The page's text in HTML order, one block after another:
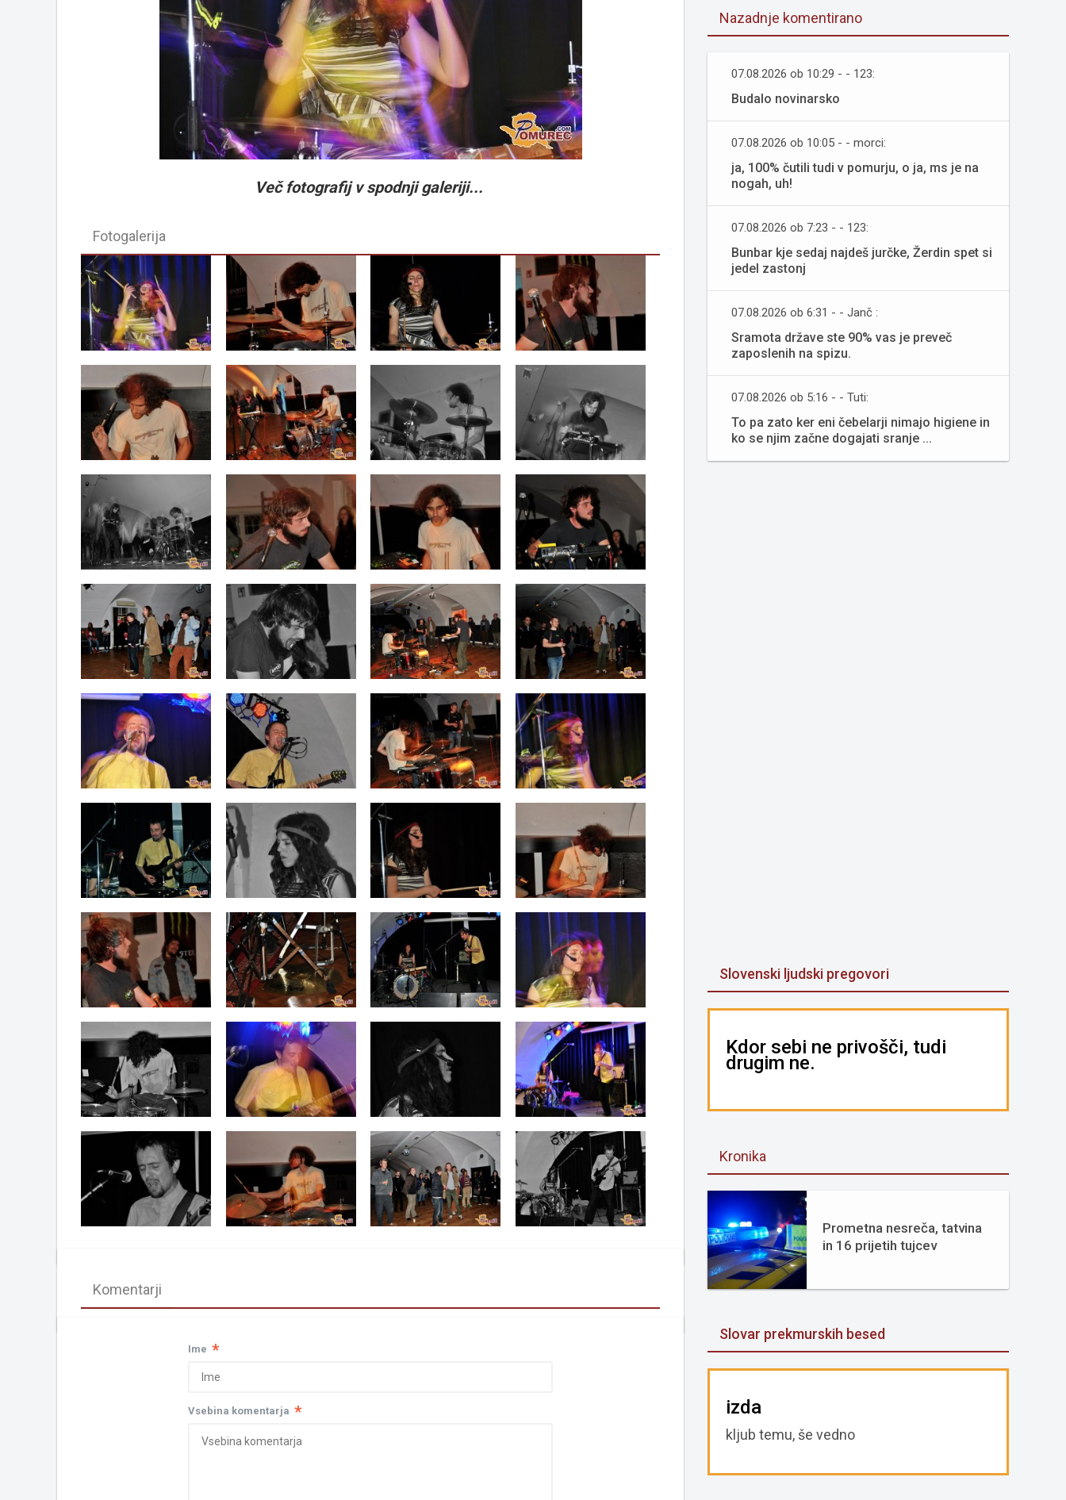
Več fotografij v spodnji galeriji...
Fotogalerija
Komentarji
Ime *
Vsebina komentarja *
Nazadnje komentirano
07.08.2026 ob 10:29 - - 123:
Budalo novinarsko
07.08.2026 ob 10:05 - - morci:
ja, 100% čutili tudi v pomurju, o ja, ms je na
nogah, uh!
07.08.2026 ob 7:23 - - 123:
Bunbar kje sedaj najdeš jurčke, Žerdin spet si
jedel zastonj
07.08.2026 ob 6:31 - - Janč :
Sramota države ste 90% vas je preveč
zaposlenih na spizu.
07.08.2026 ob 5:16 - - Tuti:
To pa zato ker eni čebelarji nimajo higiene in
ko se njim začne dogajati sranje ...
Slovenski ljudski pregovori
Kdor sebi ne privošči, tudi
drugim ne.
Kronika
Prometna nesreča, tatvina
in 16 prijetih tujcev
Slovar prekmurskih besed
izda
kljub temu, še vedno